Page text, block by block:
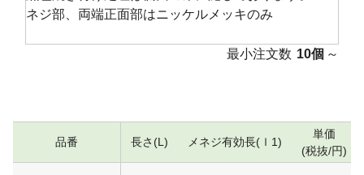
ネジ部、両端正面部はニッケルメッキのみ
最小注文数 10個 ～
品番 長さ(L) メネジ有効長(ｌ1)
単価
(税抜/円)